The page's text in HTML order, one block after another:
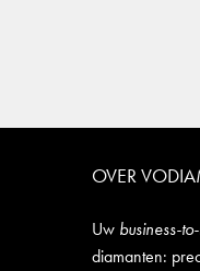
OVER
Uw business-
diamanten: